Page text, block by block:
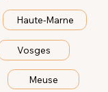
Meuse
Haute-Marne
Vosges